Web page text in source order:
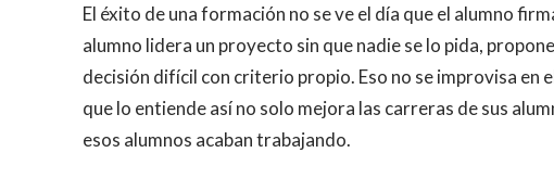
El éxito de una formación no se ve el día que el alumno
alumno lidera un proyecto sin que nadie se lo pida,
decisión difícil con criterio propio. Eso no se improvisa en
que lo entiende así no solo mejora las carreras de sus
esos alumnos acaban trabajando.